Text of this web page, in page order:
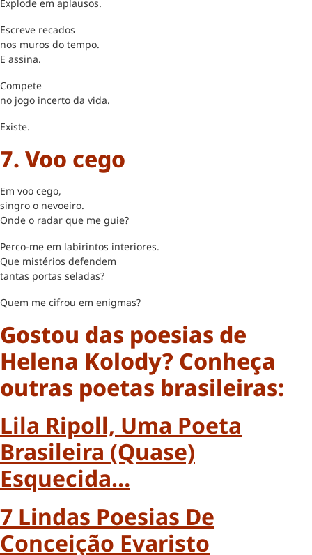
Explode em aplausos.
Escreve recados
nos muros do tempo.
E assina.
Compete
no jogo incerto da vida.
Existe.
7. Voo cego
Em voo cego,
singro o nevoeiro.
Onde o radar que me guie?
Perco-me em labirintos interiores.
Que mistérios defendem
tantas portas seladas?
Quem me cifrou em enigmas?
Gostou das poesias de
Helena Kolody? Conheça
outras poetas brasileiras:
Lila Ripoll, Uma Poeta
Brasileira (quase)
Esquecida…
7 Lindas Poesias De
Conceição Evaristo